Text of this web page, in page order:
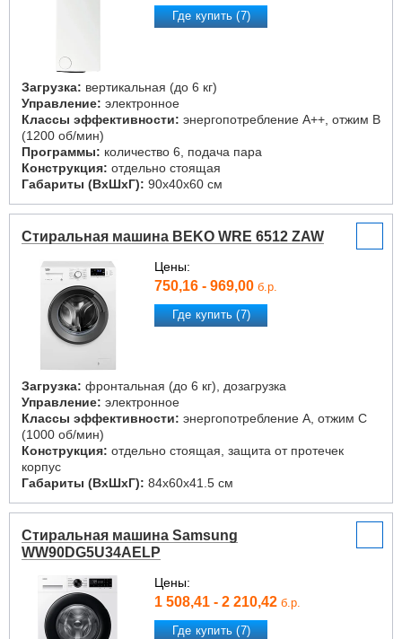
Где купить (7)
Загрузка: вертикальная (до 6 кг)
Управление: электронное
Классы эффективности: энергопотребление A++, отжим B
(1200 об/мин)
Программы: количество 6, подача пара
Конструкция: отдельно стоящая
Габариты (ВxШxГ): 90x40x60 см
Стиральная машина BEKO WRE 6512 ZAW
Цены:
750,16 - 969,00 б.р.
Где купить (7)
Загрузка: фронтальная (до 6 кг), дозагрузка
Управление: электронное
Классы эффективности: энергопотребление A, отжим C
(1000 об/мин)
Конструкция: отдельно стоящая, защита от протечек
корпус
Габариты (ВxШxГ): 84x60x41.5 см
Стиральная машина Samsung
WW90DG5U34AELP
Цены:
1 508,41 - 2 210,42 б.р.
Где купить (7)